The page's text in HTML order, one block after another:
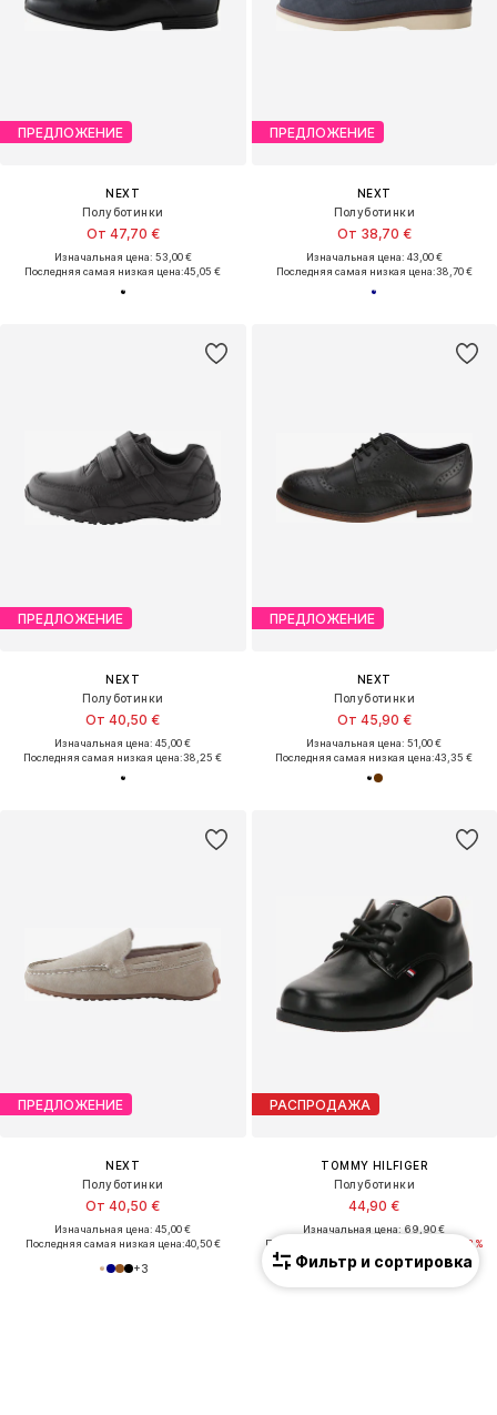
ПРЕДЛОЖЕНИЕ
NEXT
Полуботинки
От 47,70 €
Изначальная цена: 53,00 €
Последняя самая низкая цена:45,05 €
ПРЕДЛОЖЕНИЕ
NEXT
Полуботинки
От 38,70 €
Изначальная цена: 43,00 €
Последняя самая низкая цена:38,70 €
ПРЕДЛОЖЕНИЕ
NEXT
Полуботинки
От 40,50 €
Изначальная цена: 45,00 €
Последняя самая низкая цена:38,25 €
ПРЕДЛОЖЕНИЕ
NEXT
Полуботинки
От 45,90 €
Изначальная цена: 51,00 €
Последняя самая низкая цена:43,35 €
ПРЕДЛОЖЕНИЕ
NEXT
Полуботинки
От 40,50 €
Изначальная цена: 45,00 €
Последняя самая низкая цена:40,50 €
+3
РАСПРОДАЖА
TOMMY HILFIGER
Полуботинки
44,90 €
Изначальная цена: 69,90 €
Последняя самая низкая цена:
-8%
Фильтр и сортировка